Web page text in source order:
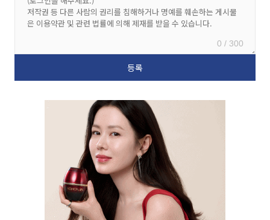
0 / 300